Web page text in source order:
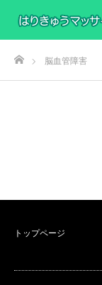
ホーム
脳血管障害
トップページ